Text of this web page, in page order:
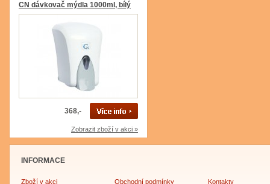
CN dávkovač mýdla 1000ml, bílý
368,-
Zobrazit zboží v akci »
INFORMACE
Zboží v akci
Obchodní podmínky
Kontakty